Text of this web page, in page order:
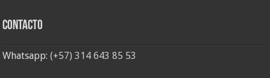
Contacto
Whatsapp:(+57) 314 643 85 53